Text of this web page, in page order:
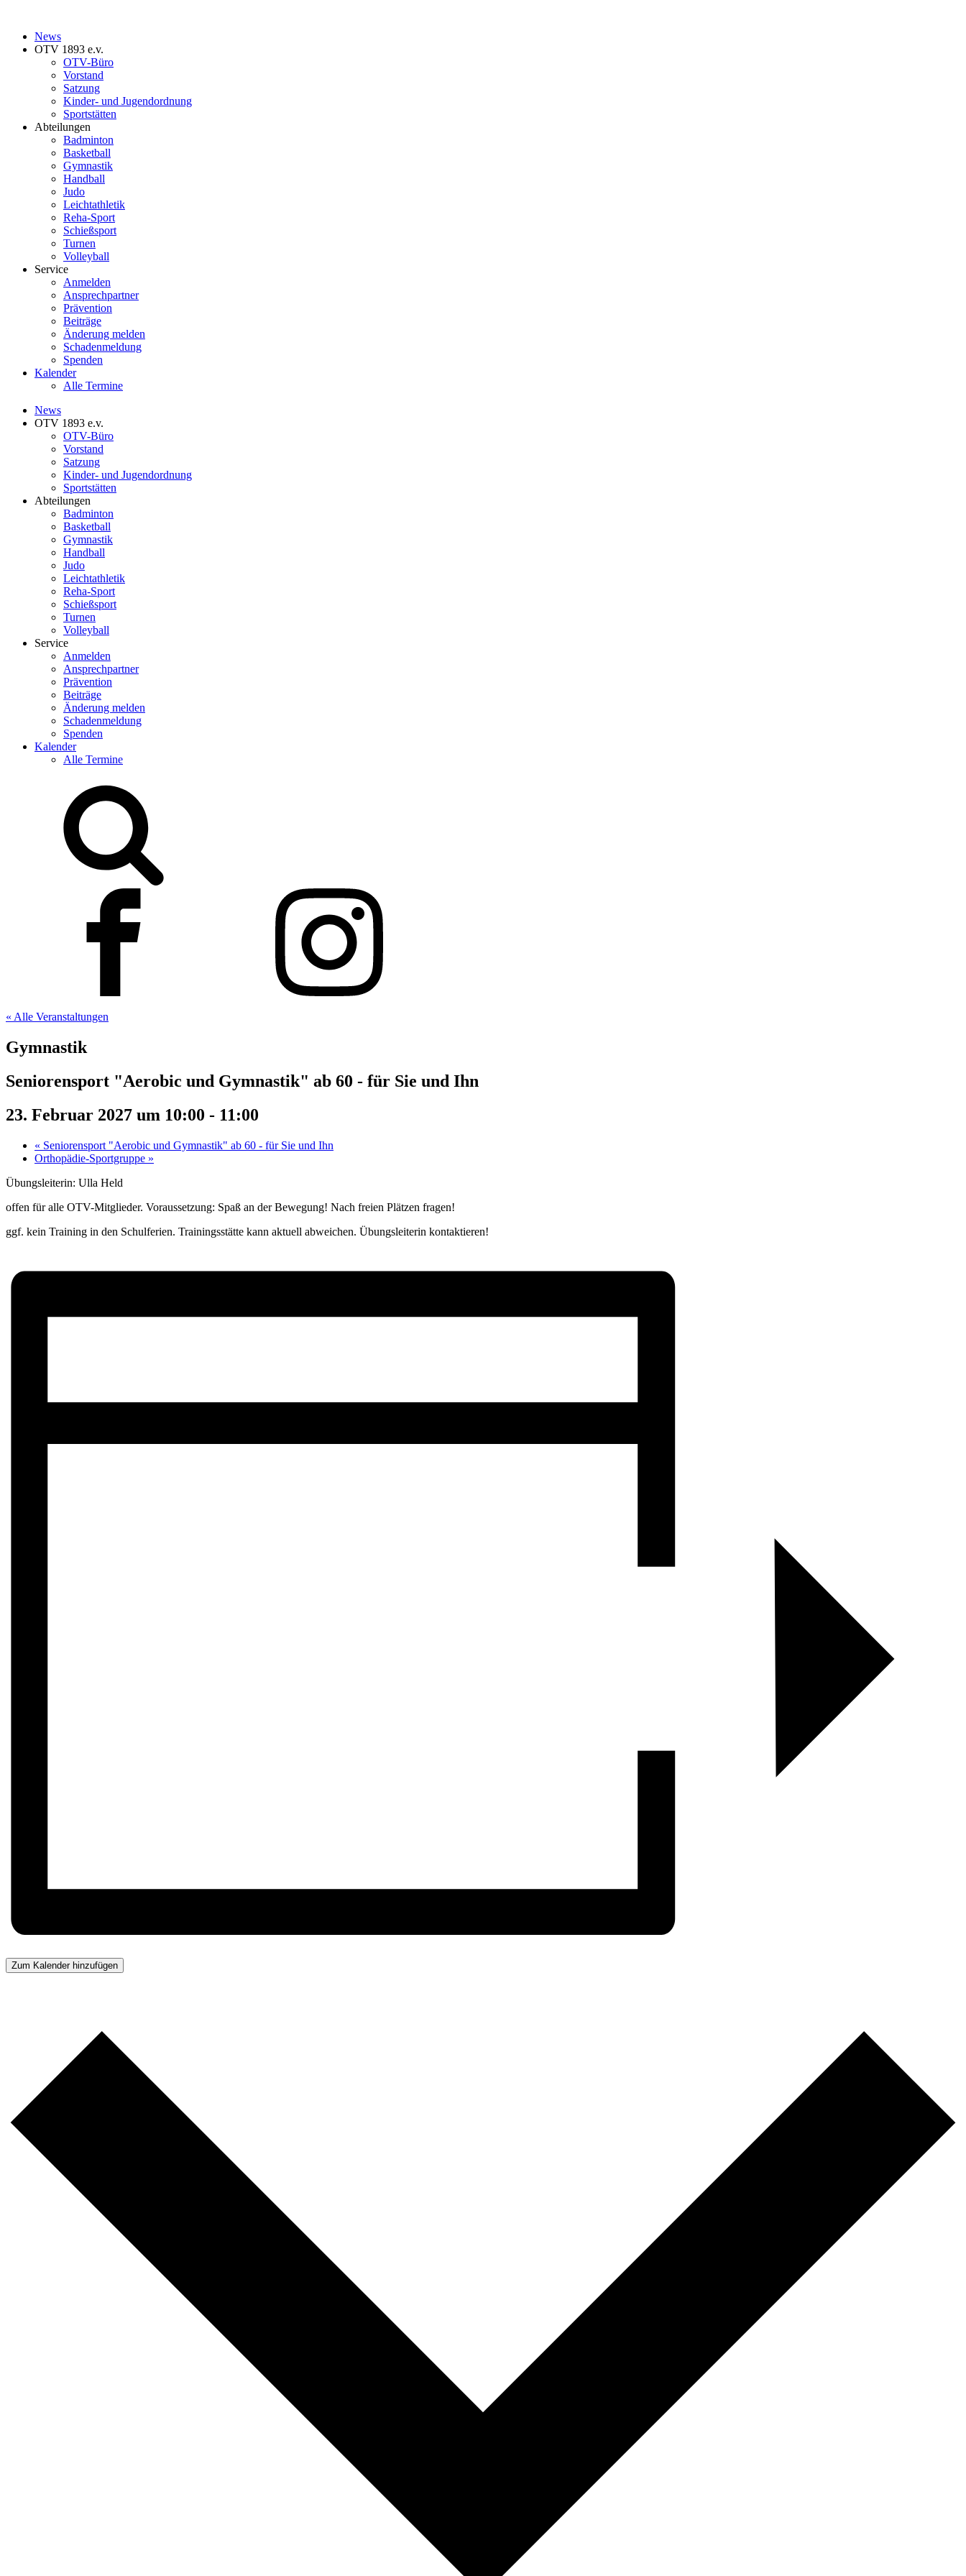
News
OTV 1893 e.v.
OTV-Büro
Vorstand
Satzung
Kinder- und Jugendordnung
Sportstätten
Abteilungen
Badminton
Basketball
Gymnastik
Handball
Judo
Leichtathletik
Reha-Sport
Schießsport
Turnen
Volleyball
Service
Anmelden
Ansprechpartner
Prävention
Beiträge
Änderung melden
Schadenmeldung
Spenden
Kalender
Alle Termine
News
OTV 1893 e.v.
OTV-Büro
Vorstand
Satzung
Kinder- und Jugendordnung
Sportstätten
Abteilungen
Badminton
Basketball
Gymnastik
Handball
Judo
Leichtathletik
Reha-Sport
Schießsport
Turnen
Volleyball
Service
Anmelden
Ansprechpartner
Prävention
Beiträge
Änderung melden
Schadenmeldung
Spenden
Kalender
Alle Termine
« Alle Veranstaltungen
Gymnastik
Seniorensport "Aerobic und Gymnastik" ab 60 - für Sie und Ihn
23. Februar 2027 um 10:00 - 11:00
« Seniorensport "Aerobic und Gymnastik" ab 60 - für Sie und Ihn
Orthopädie-Sportgruppe »
Übungsleiterin: Ulla Held
offen für alle OTV-Mitglieder. Voraussetzung: Spaß an der Bewegung! Nach freien Plätzen fragen!
ggf. kein Training in den Schulferien. Trainingsstätte kann aktuell abweichen. Übungsleiterin kontaktieren!
Zum Kalender hinzufügen